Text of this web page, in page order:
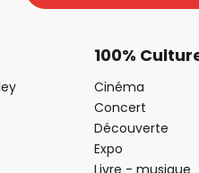
100%
Cinéma
Concert
Découverte
Expo
Livre - musique